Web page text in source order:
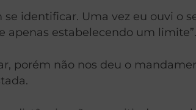
identificar. Uma vez eu ouvi o
apenas estabelecendo um limite”.
porém não nos deu o